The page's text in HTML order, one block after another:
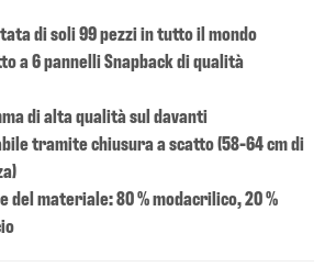
di soli 99 pezzi in tutto il mondo
a 6 pannelli Snapback di qualità
di alta qualità sul davanti
tramite chiusura a scatto (58-64 cm di
del materiale: 80 % modacrilico, 20 %